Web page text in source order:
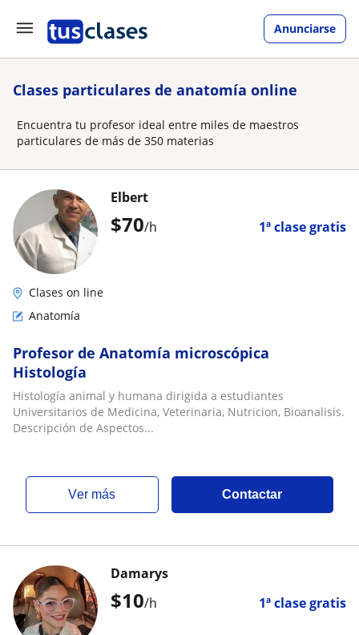
Anunciarse
Clases particulares de anatomía online
Encuentra tu profesor ideal entre miles de maestros
particulares de más de 350 materias
$70/h 1ª clase gratis
Elbert
Clases on line
Anatomía
Profesor de Anatomía microscópica
Histología
Histología animal y humana dirigida a estudiantes
Universitarios de Medicina, Veterinaria, Nutricion, Bioanalisis.
Descripción de Aspectos...
ver más Contactar
$10/h 1ª clase gratis
Damarys